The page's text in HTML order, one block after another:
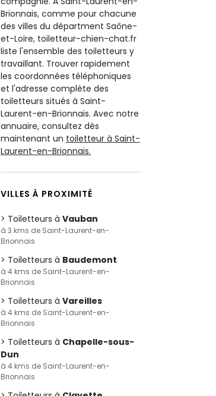
Brionnais, comme pour chacune
des villes du départment Saône-
et-Loire, toiletteur-chien-chat.fr
liste l'ensemble des toiletteurs y
travaillant. Trouver rapidement
les coordonnées téléphoniques
et l'adresse complète des
toiletteurs situés à Saint-
Laurent-en-Brionnais. Avec notre
annuaire, consultez dès
maintenant un toiletteur à Saint-
Laurent-en-Brionnais.
VILLES À PROXIMITÉ
Toiletteurs à Vauban
à 3 kms de Saint-Laurent-en-
Brionnais
Toiletteurs à Baudemont
à 4 kms de Saint-Laurent-en-
Brionnais
Toiletteurs à Vareilles
à 4 kms de Saint-Laurent-en-
Brionnais
Toiletteurs à Chapelle-sous-
Dun
à 4 kms de Saint-Laurent-en-
Brionnais